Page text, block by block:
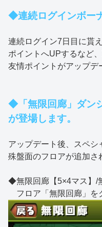
◆連続ログインボー
連続ログイン7日目に貰
ポイントへUPするなど
友情ポイントがアップデ
◆「無限回廊」ダン
が登場します。
アップデート後、スペ
殊盤面のフロアが追加さ
◆無限回廊【5×4マス】/
フロア「無限回廊」を